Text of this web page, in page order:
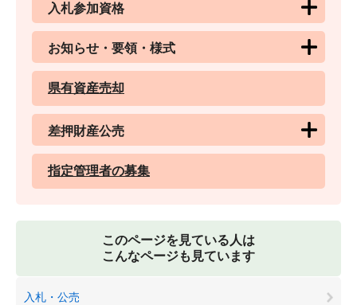
入札参加資格
お知らせ・要領・様式
県有資産売却
差押財産公売
指定管理者の募集
このページを見ている人は
こんなページも見ています
入札・公売